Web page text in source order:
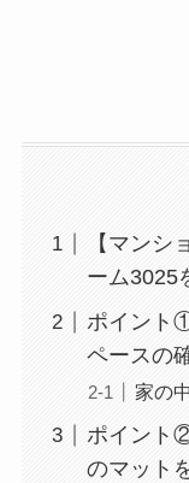
【マンシ
ーム3025
ポイント
ペースの
家の
ポイント
のマット